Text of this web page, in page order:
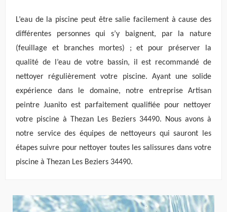
L’eau de la piscine peut être salie facilement à cause des
différentes personnes qui s’y baignent, par la nature
(feuillage et branches mortes) ; et pour préserver la
qualité de l’eau de votre bassin, il est recommandé de
nettoyer régulièrement votre piscine. Ayant une solide
expérience dans le domaine, notre entreprise Artisan
peintre Juanito est parfaitement qualifiée pour nettoyer
votre piscine à Thezan Les Beziers 34490. Nous avons à
notre service des équipes de nettoyeurs qui sauront les
étapes suivre pour nettoyer toutes les salissures dans votre
piscine à Thezan Les Beziers 34490.